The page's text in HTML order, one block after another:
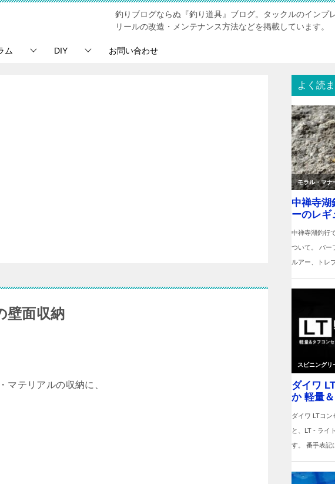
釣りブログならぬ『釣り道具』ブログ。タックルのインプ
リールの改造・メンテナンス方法などを掲載しています。
ム DIY お問い合わせ
壁面収納
マテリアルの収納に、
よく読